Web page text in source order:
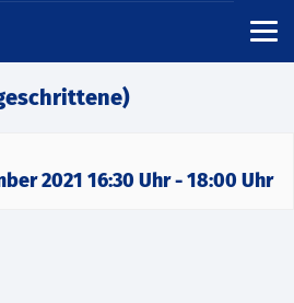
2021 16:30 Uhr- 18:00 Uhr